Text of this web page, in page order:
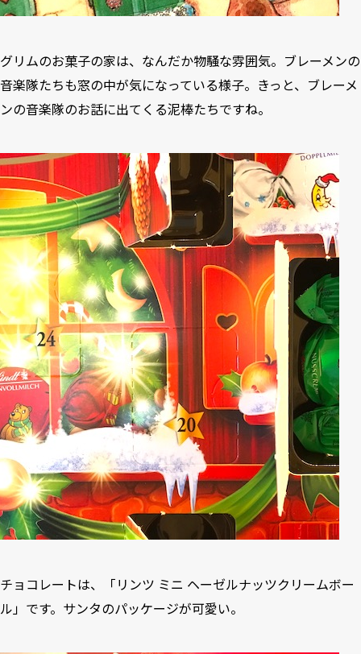
グリムのお菓子の家は、なんだか物騒な雰囲気。ブレーメンの
音楽隊たちも窓の中が気になっている様子。きっと、ブレーメ
ンの音楽隊のお話に出てくる泥棒たちですね。
チョコレートは、「リンツ ミニ ヘーゼルナッツクリームボー
ル」です。サンタのパッケージが可愛い。